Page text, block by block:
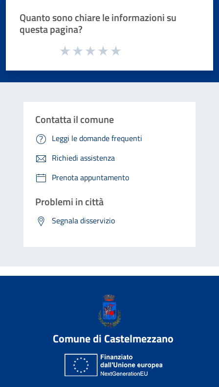
Quanto sono chiare le informazioni su
questa pagina?
Valuta da 1 a 5 stelle la pagina
Contatta il comune
Leggi le domande frequenti
Richiedi assistenza
Prenota appuntamento
Problemi in città
Segnala disservizio
Comune di Castelmezzano